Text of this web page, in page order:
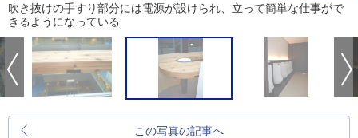
吹き抜けの手すり部分には電源が設けられ、立って簡単な仕事がで
きるようになっている
この写真の記事へ